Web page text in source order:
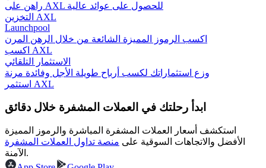
يكسب
راهن على AXL للحصول على عوائد عالية
التخزين AXL
Launchpool
اكسب الرموز المميزة الشائعة من خلال الرهن المرن
اكسب AXL
الاستثمار التلقائي
وزع استثماراتك لكسب أرباح طويلة الأجل وفائدة مرنة
استثمر AXL
ابدأ رحلتك في العملات المشفرة خلال دقائق
استكشف أسعار العملات المشفرة المباشرة والرموز المميزة
الأفضل والاتجاهات السوقية على منصة تداول العملات المشفرة
الآمنة.